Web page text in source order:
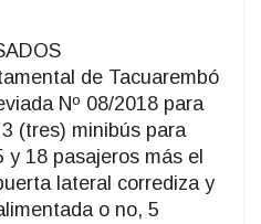
de Tacuarembó
Nº 08/2018 para
(tres) minibús para
18 pasajeros más el
lateral corrediza y
o no, 5